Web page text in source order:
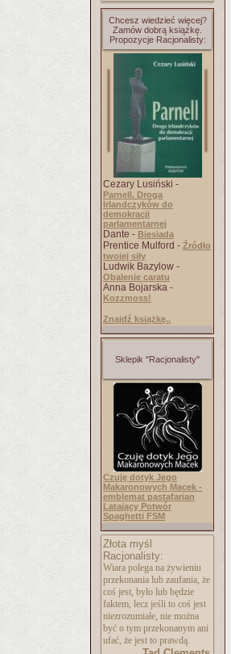
Chcesz wiedzieć więcej?
Zamów dobrą książkę.
Propozycje Racjonalisty:
Cezary Lusiński -
Parnell. Droga
Irlandczyków do
demokracji
parlamentarnej
Dante - Biesiada
Prentice Mulford - Źródło
twojej siły
Ludwik Bazylow -
Obalenie caratu
Anna Bojarska -
Kozzmoss!
Znajdź książkę..
Sklepik "Racjonalisty"
Czuję dotyk Jego
Makaronowych Macek -
emblemat pastafarian
Latający Potwór
Spaghetti FSM
Złota myśl
Racjonalisty:
Wiara polega na żywieniu
przekonania lub zaufania, że
coś jest, było lub będzie
faktem, lecz jeśli to coś jest
niezrozumiałe, nie można
być o tym przekonanym ani
ufać, że jest to prawdą.